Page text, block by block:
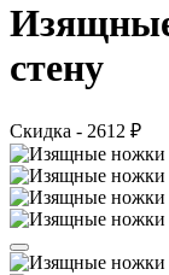
стену
Скидка - 2612 ₽